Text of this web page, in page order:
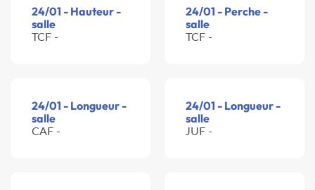
24/01 - Hauteur -
salle
TCF -
24/01 - Perche -
salle
TCF -
24/01 - Longueur -
salle
CAF -
24/01 - Longueur -
salle
JUF -